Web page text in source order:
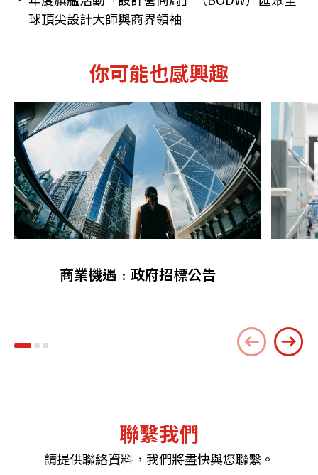
球頂尖設計大師與商界領袖
你可能也感興趣
商業機遇﹕政府招標公告
聯繫我們
請提供聯絡資料，我們將盡快與您聯繫。